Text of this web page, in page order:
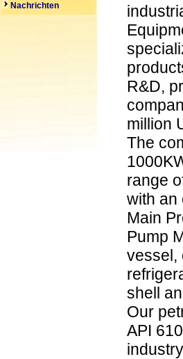
Nachrichten
R&D,
million
The
range
with an
Main
Pump
vessel,
shell
Our
API